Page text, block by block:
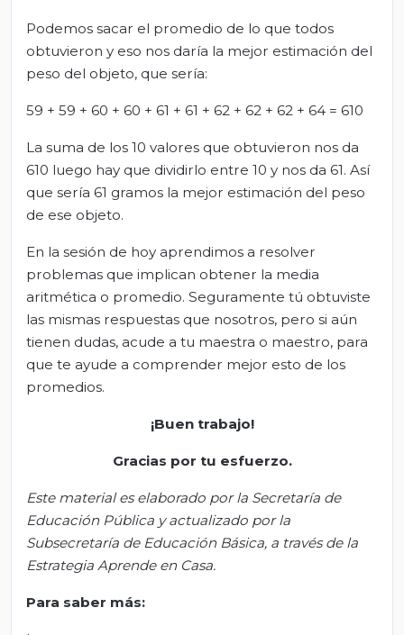
Podemos sacar el promedio de lo que todos
obtuvieron y eso nos daría la mejor estimación del
peso del objeto, que sería:
59 + 59 + 60 + 60 + 61 + 61 + 62 + 62 + 62 + 64 = 610
La suma de los 10 valores que obtuvieron nos da
610 luego hay que dividirlo entre 10 y nos da 61. Así
que sería 61 gramos la mejor estimación del peso
de ese objeto.
En la sesión de hoy aprendimos a resolver
problemas que implican obtener la media
aritmética o promedio. Seguramente tú obtuviste
las mismas respuestas que nosotros, pero si aún
tienen dudas, acude a tu maestra o maestro, para
que te ayude a comprender mejor esto de los
promedios.
¡Buen trabajo!
Gracias por tu esfuerzo.
Este material es elaborado por la Secretaría de
Educación Pública y actualizado por la
Subsecretaría de Educación Básica, a través de la
Estrategia Aprende en Casa.
Para saber más: